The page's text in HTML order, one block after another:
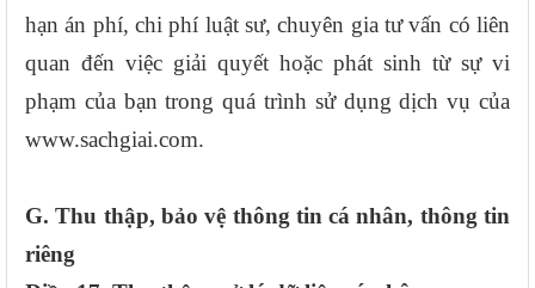
hạn án phí, chi phí luật sư, chuyên gia tư vấn có liên
quan đến việc giải quyết hoặc phát sinh từ sự vi
phạm của bạn trong quá trình sử dụng dịch vụ của
www.sachgiai.com.
G. Thu thập, bảo vệ thông tin cá nhân, thông tin
riêng